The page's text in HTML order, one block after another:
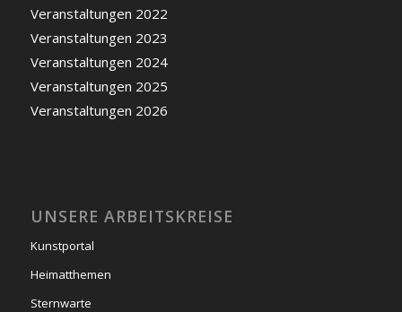
Veranstaltungen 2022
Veranstaltungen 2023
Veranstaltungen 2024
Veranstaltungen 2025
Veranstaltungen 2026
UNSERE ARBEITSKREISE
Kunstportal
Heimatthemen
Sternwarte